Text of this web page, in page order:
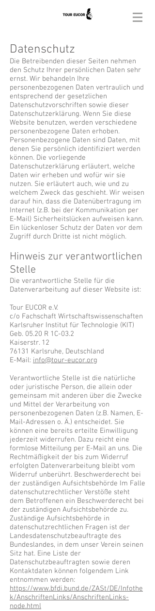
Datenschutz
Die Betreibenden dieser Seiten nehmen
den Schutz Ihrer persönlichen Daten sehr
ernst. Wir behandeln Ihre
personenbezogenen Daten vertraulich und
entsprechend der gesetzlichen
Datenschutzvorschriften sowie dieser
Datenschutzerklärung. Wenn Sie diese
Website benutzen, werden verschiedene
personenbezogene Daten erhoben.
Personenbezogene Daten sind Daten, mit
denen Sie persönlich identifiziert werden
können. Die vorliegende
Datenschutzerklärung erläutert, welche
Daten wir erheben und wofür wir sie
nutzen. Sie erläutert auch, wie und zu
welchem Zweck das geschieht. Wir weisen
darauf hin, dass die Datenübertragung im
Internet (z.B. bei der Kommunikation per
E-Mail) Sicherheitslücken aufweisen kann.
Ein lückenloser Schutz der Daten vor dem
Zugriff durch Dritte ist nicht möglich.
Hinweis zur verantwortlichen
Stelle
Die verantwortliche Stelle für die
Datenverarbeitung auf dieser Website ist:
Tour EUCOR e.V.
c/o Fachschaft Wirtschaftswissenschaften
Karlsruher Institut für Technologie (KIT)
Geb. 05.20 R 1C-03.2
Kaiserstr. 12
76131 Karlsruhe, Deutschland
E-Mail: info@tour-eucor.org
Verantwortliche Stelle ist die natürliche
oder juristische Person, die allein oder
gemeinsam mit anderen über die Zwecke
und Mittel der Verarbeitung von
personenbezogenen Daten (z.B. Namen, E-
Mail-Adressen o. Ä.) entscheidet. Sie
können eine bereits erteilte Einwilligung
jederzeit widerrufen. Dazu reicht eine
formlose Mitteilung per E-Mail an uns. Die
Rechtmäßigkeit der bis zum Widerruf
erfolgten Datenverarbeitung bleibt vom
Widerruf unberührt. Beschwerderecht bei
der zuständigen Aufsichtsbehörde Im Falle
datenschutzrechtlicher Verstöße steht
dem Betroffenen ein Beschwerderecht bei
der zuständigen Aufsichtsbehörde zu.
Zuständige Aufsichtsbehörde in
datenschutzrechtlichen Fragen ist der
Landesdatenschutzbeauftragte des
Bundeslandes, in dem unser Verein seinen
Sitz hat. Eine Liste der
Datenschutzbeauftragten sowie deren
Kontaktdaten können folgendem Link
entnommen werden:
https://www.bfdi.bund.de/ZASt/DE/Infothe
k/AnschriftenLinks/AnschriftenLinks-
node.html